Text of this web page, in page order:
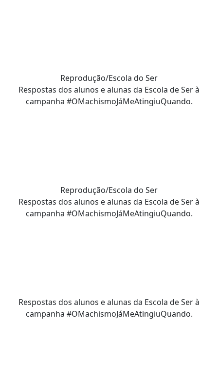
Reprodução/Escola do Ser
Respostas dos alunos e alunas da Escola de Ser à
campanha #OMachismoJáMeAtingiuQuando.
Reprodução/Escola do Ser
Respostas dos alunos e alunas da Escola de Ser à
campanha #OMachismoJáMeAtingiuQuando.
Respostas dos alunos e alunas da Escola de Ser à
campanha #OMachismoJáMeAtingiuQuando.